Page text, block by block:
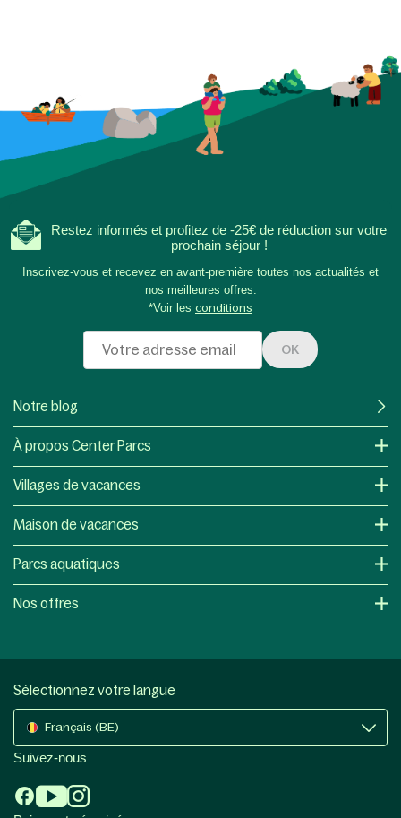
Restez informés et profitez de -25€ de réduction sur votre
prochain séjour !
Inscrivez-vous et recevez en avant-première toutes nos actualités et
nos meilleures offres.
*Voir les conditions
OK
Notre blog
À propos Center Parcs
Villages de vacances
Maison de vacances
Parcs aquatiques
Nos offres
Sélectionnez votre langue
Français (BE)
Suivez-nous